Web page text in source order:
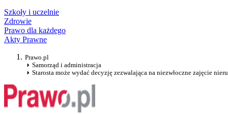
Szkoły i uczelnie
Zdrowie
Prawo dla każdego
Akty Prawne
Prawo.pl
Samorząd i administracja
Starosta może wydać decyzję zezwalająca na niezwłoczne zajęcie